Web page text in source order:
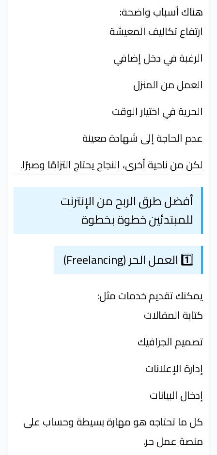
هناك أسباب واضحة:
ارتفاع تكاليف المعيشة
الرغبة في دخل إضافي
العمل من المنزل
الحرية في اختيار الوقت
عدم الحاجة إلى شهادة معينة
لكن من ناحية أخرى، النجاح يحتاج التزامًا وصبرًا.
أفضل طرق الربح من الإنترنت
للمبتدئين خطوة بخطوة
1️⃣ العمل الحر (Freelancing)
يمكنك تقديم خدمات مثل:
كتابة المقالات
تصميم الجرافيك
إدارة الإعلانات
إدخال البيانات
كل ما تحتاجه هو مهارة بسيطة وحساب على
منصة عمل حر.